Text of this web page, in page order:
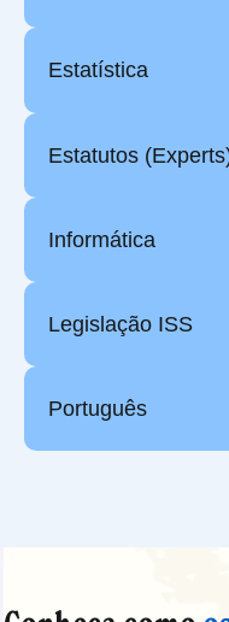
Estatística
Estatutos
Informática
Legislação ISS
Português